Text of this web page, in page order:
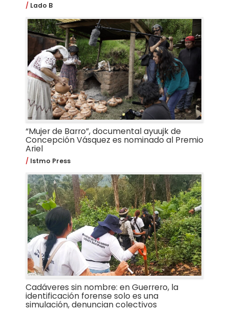
Lado B
“Mujer de Barro”, documental ayuujk de
Concepción Vásquez es nominado al Premio
Ariel
Istmo Press
Cadáveres sin nombre: en Guerrero, la
identificación forense solo es una
simulación, denuncian colectivos